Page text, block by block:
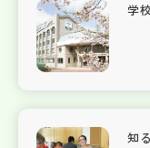
学
知